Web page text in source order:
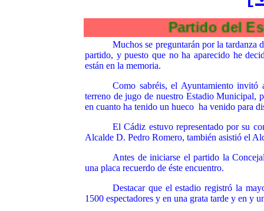
Partido del Espera CF
Muchos se preguntarán por la tardanza
partido, y puesto que no ha aparecido he
están en la memoria.
Como sabréis, el Ayuntamiento
terreno de jugo de nuestro Estadio Municipal,
en cuanto ha tenido un hueco ha venido para
El Cádiz estuvo representado por su
Alcalde D. Pedro Romero, también asistió el
Antes de iniciarse el partido la
una placa recuerdo de éste encuentro.
Destacar que el estadio registró la
1500 espectadores y en una grata tarde y en y